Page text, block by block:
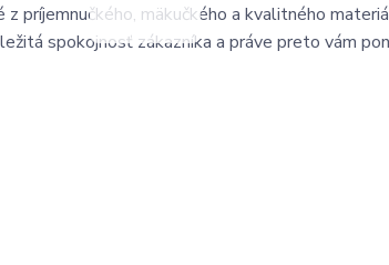
príjemnučkého, mäkučkého a kvalitného
spokojnosť zákazníka a práve preto vám